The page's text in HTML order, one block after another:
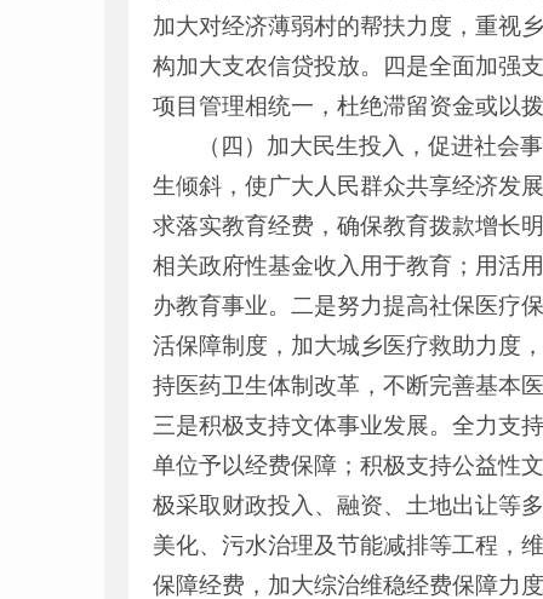
加大对经济薄弱村的帮扶力度，重视
构加大支农信贷投放。四是全面加强
项目管理相统一，杜绝滞留资金或以
（四）加大民生投入，促进社会
生倾斜，使广大人民群众共享经济发
求落实教育经费，确保教育拨款增长
相关政府性基金收入用于教育；用活
办教育事业。二是努力提高社保医疗
活保障制度，加大城乡医疗救助力度
持医药卫生体制改革，不断完善基本
三是积极支持文体事业发展。全力支
单位予以经费保障；积极支持公益性
极采取财政投入、融资、土地出让等
美化、污水治理及节能减排等工程，
保障经费，加大综治维稳经费保障力